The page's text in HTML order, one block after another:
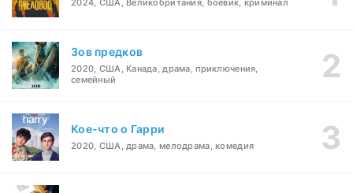
2024, США, Великобритания, боевик, криминал
Зов предков
2020, США, Канада, драма, приключения,
семейный
Кое-что о Гарри
2020, США, драма, мелодрама, комедия